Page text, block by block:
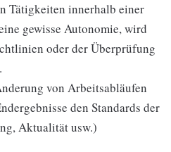
Tätigkeiten innerhalb einer
gewisse Autonomie, wird
oder der Überprüfung
von Arbeitsabläufen
den Standards der
Aktualität usw.)